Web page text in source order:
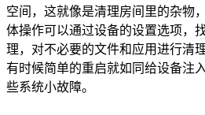
空间，这就像是清理房间里的杂物
体操作可以通过设备的设置选项，
理，对不必要的文件和应用进行清
有时候简单的重启就如同给设备注
些系统小故障。